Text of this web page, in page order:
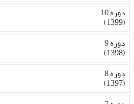
دوره 10
(1399)
دوره 9
(1398)
دوره 8
(1397)